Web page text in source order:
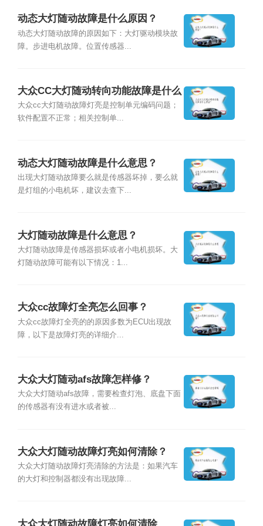
动态大灯随动故障是什么原因？
动态大灯随动故障的原因如下：大灯驱动模块故
障。步进电机故障。位置传感器...
大众CC大灯随动转向功能故障是什么
原因？
大众cc大灯随动故障灯亮是控制单元编码问题；
软件配置不正常；相关控制单...
动态大灯随动故障是什么意思？
出现大灯随动故障要么就是传感器坏掉，要么就
是灯组的小电机坏，建议去查下...
大灯随动故障是什么意思？
大灯随动故障是传感器损坏或者小电机损坏。大
灯随动故障可能有以下情况：1...
大众cc故障灯全亮怎么回事？
大众cc故障灯全亮的的原因多数为ECU出现故
障，以下是故障灯亮的详细介...
大众大灯随动afs故障怎样修？
大众大灯随动afs故障，需要检查灯泡、底盘下面
的传感器有没有进水或者被...
大众大灯随动故障灯亮如何清除？
大众大灯随动故障灯亮清除的方法是：如果汽车
的大灯和控制器都没有出现故障...